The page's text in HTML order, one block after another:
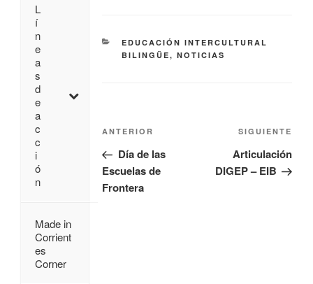
EDUCACIÓN INTERCULTURAL
BILINGÜE, NOTICIAS
ANTERIOR
Día de las
Escuelas de
Frontera
SIGUIENTE
Articulación
DIGEP – EIB
L
í
n
e
a
s
d
e
a
c
c
i
ó
n
Made in
Corrient
es
Corner